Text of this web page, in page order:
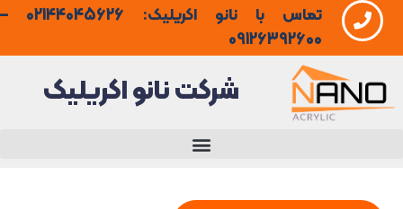
رفتن
به
محتوا
تماس با نانو اکریلیک: 02144045626 –
09126392600
شرکت نانو اکریلیک